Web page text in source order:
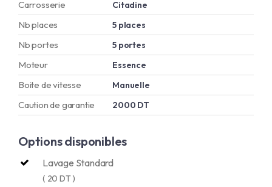
Carrosserie Citadine
Nb places 5 places
Nb portes 5 portes
Moteur Essence
Boite de vitesse Manuelle
Caution de garantie 2000 DT
Options disponibles
Lavage Standard
( 20 DT )